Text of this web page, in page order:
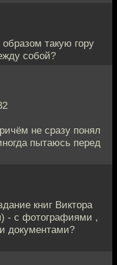
такую гору
собой?
не сразу понял
пытаюсь перед
книг Виктора
- с фотографиями ,
документами?